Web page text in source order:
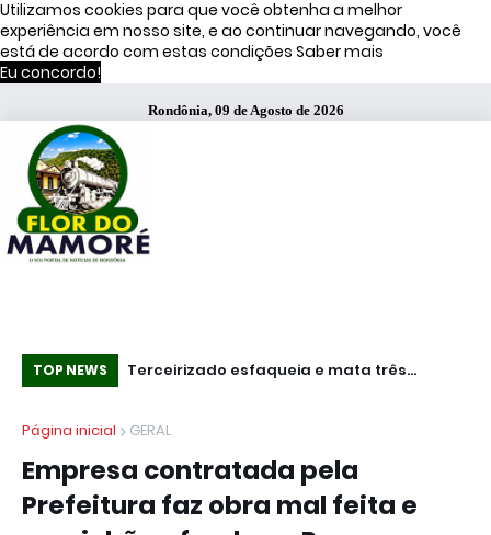
Utilizamos cookies para que você obtenha a melhor
experiência em nosso site, e ao continuar navegando, você
está de acordo com estas condições Saber mais
Eu concordo!
Rondônia, 09 de Agosto de 2026
TOP NEWS
de Moraes
Terceirizado esfaqueia e mata três
Paulista
Página inicial GERAL
Empresa contratada pela
Prefeitura faz obra mal feita e